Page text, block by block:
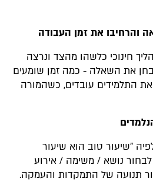
חינוכי כלשהו מהצד ונרצה
את השאלה - כמה זמן שומעים
התלמידים עובדים, כשהמורה
"שיעור טוב הוא שיעור
נושא / משימה / אירוע
תנועה של התמקדות והעמקה.